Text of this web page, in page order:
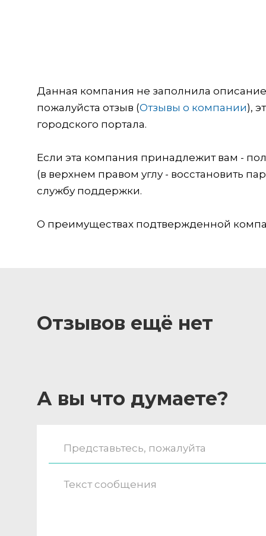
Данная компания не заполнила описание
пожалуйста отзыв (Отзывы о компании),
городского портала.
Если эта компания принадлежит вам -
(в верхнем правом углу - восстановить
службу поддержки.
О преимуществах подтвержденной
Отзывов ещё нет
А вы что думаете?